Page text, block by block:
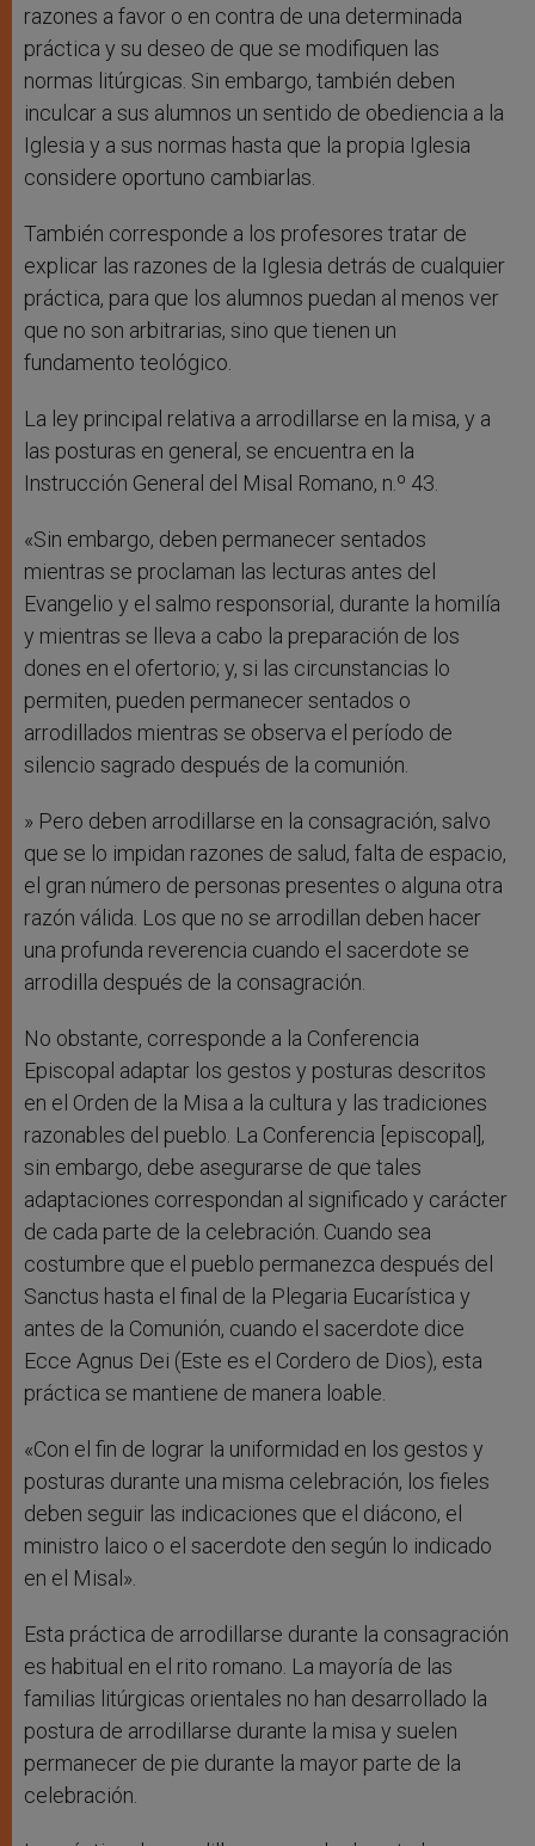
razones a favor o en contra de una determinada
práctica y su deseo de que se modifiquen las
normas litúrgicas. Sin embargo, también deben
inculcar a sus alumnos un sentido de obediencia a la
Iglesia y a sus normas hasta que la propia Iglesia
considere oportuno cambiarlas.
También corresponde a los profesores tratar de
explicar las razones de la Iglesia detrás de cualquier
práctica, para que los alumnos puedan al menos ver
que no son arbitrarias, sino que tienen un
fundamento teológico.
La ley principal relativa a arrodillarse en la misa, y a
las posturas en general, se encuentra en la
Instrucción General del Misal Romano, n.º 43.
«Sin embargo, deben permanecer sentados
mientras se proclaman las lecturas antes del
Evangelio y el salmo responsorial, durante la homilía
y mientras se lleva a cabo la preparación de los
dones en el ofertorio; y, si las circunstancias lo
permiten, pueden permanecer sentados o
arrodillados mientras se observa el período de
silencio sagrado después de la comunión.
» Pero deben arrodillarse en la consagración, salvo
que se lo impidan razones de salud, falta de espacio,
el gran número de personas presentes o alguna otra
razón válida. Los que no se arrodillan deben hacer
una profunda reverencia cuando el sacerdote se
arrodilla después de la consagración.
No obstante, corresponde a la Conferencia
Episcopal adaptar los gestos y posturas descritos
en el Orden de la Misa a la cultura y las tradiciones
razonables del pueblo. La Conferencia [episcopal],
sin embargo, debe asegurarse de que tales
adaptaciones correspondan al significado y carácter
de cada parte de la celebración. Cuando sea
costumbre que el pueblo permanezca después del
Sanctus hasta el final de la Plegaria Eucarística y
antes de la Comunión, cuando el sacerdote dice
Ecce Agnus Dei (Este es el Cordero de Dios), esta
práctica se mantiene de manera loable.
«Con el fin de lograr la uniformidad en los gestos y
posturas durante una misma celebración, los fieles
deben seguir las indicaciones que el diácono, el
ministro laico o el sacerdote den según lo indicado
en el Misal».
Esta práctica de arrodillarse durante la consagración
es habitual en el rito romano. La mayoría de las
familias litúrgicas orientales no han desarrollado la
postura de arrodillarse durante la misa y suelen
permanecer de pie durante la mayor parte de la
celebración.